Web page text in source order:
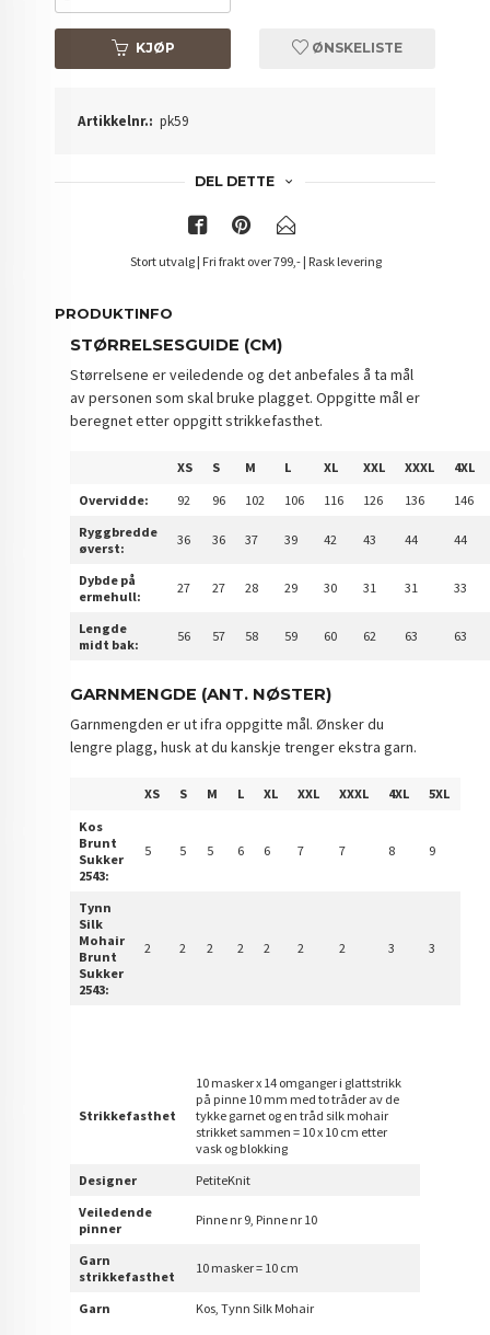
KJØP ØNSKELISTE
Artikkelnr.: pk59
DEL DETTE
Stort utvalg | Fri frakt over 799,- | Rask levering
PRODUKTINFO
STØRRELSESGUIDE (CM)
Størrelsene er veiledende og det anbefales å ta mål
av personen som skal bruke plagget. Oppgitte mål er
beregnet etter oppgitt strikkefasthet.
XS S M L XL XXL XXXL
4XL
Overvidde:
92 96 102 106 116 126 136
146
Ryggbredde
øverst:
36 36 37 39 42 43 44 44
Dybde på
ermehull:
27 27 28 29 30 31 31 33
Lengde
midt bak:
56 57 58 59 60 62 63 63
GARNMENGDE (ANT. NØSTER)
Garnmengden er ut ifra oppgitte mål. Ønsker du
lengre plagg, husk at du kanskje trenger ekstra garn.
XS S M L XL XXL XXXL 4XL
5XL
Kos
Brunt
Sukker
2543:
5 5 5 6 6 7 7 8 9
Tynn
Silk
Mohair
Brunt
Sukker
2543:
2 2 2 2 2 2 2 3 3
Strikkefasthet
10 masker x 14 omganger i glattstrikk
på pinne 10 mm med to tråder av de
tykke garnet og en tråd silk mohair
strikket sammen = 10 x 10 cm etter
vask og blokking
Designer
PetiteKnit
Veiledende
pinner
Pinne nr 9, Pinne nr 10
Garn
strikkefasthet
10 masker = 10 cm
Garn Kos, Tynn Silk Mohair